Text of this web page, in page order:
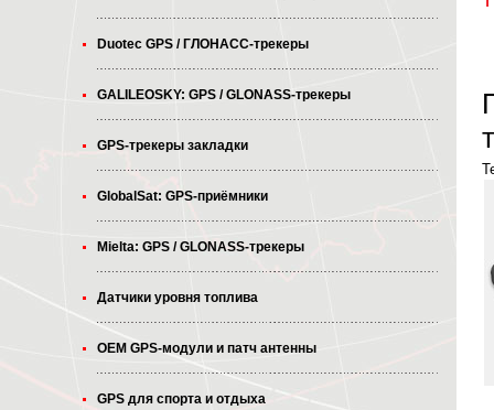
Duotec GPS / ГЛОНАСС-трекеры
GALILEOSKY: GPS / GLONASS-трекеры
GPS-трекеры закладки
GlobalSat: GPS-приёмники
Mielta: GPS / GLONASS-трекеры
Датчики уровня топлива
OEM GPS-модули и патч антенны
GPS для спорта и отдыха